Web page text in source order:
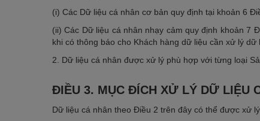
(i) Các Dữ liệu cá nhân cơ bản quy định tại khoản 6
(ii) Các Dữ liệu cá nhân nhạy cảm quy định khoản 7
khi có thông báo cho Khách hàng dữ liệu cần xử lý dữ
2. Dữ liệu cá nhân được xử lý phù hợp với từng loại
ĐIỀU 3. MỤC ĐÍCH XỬ LÝ DỮ LIỆU
Dữ liệu cá nhân theo Điều 2 trên đây có thể được xử